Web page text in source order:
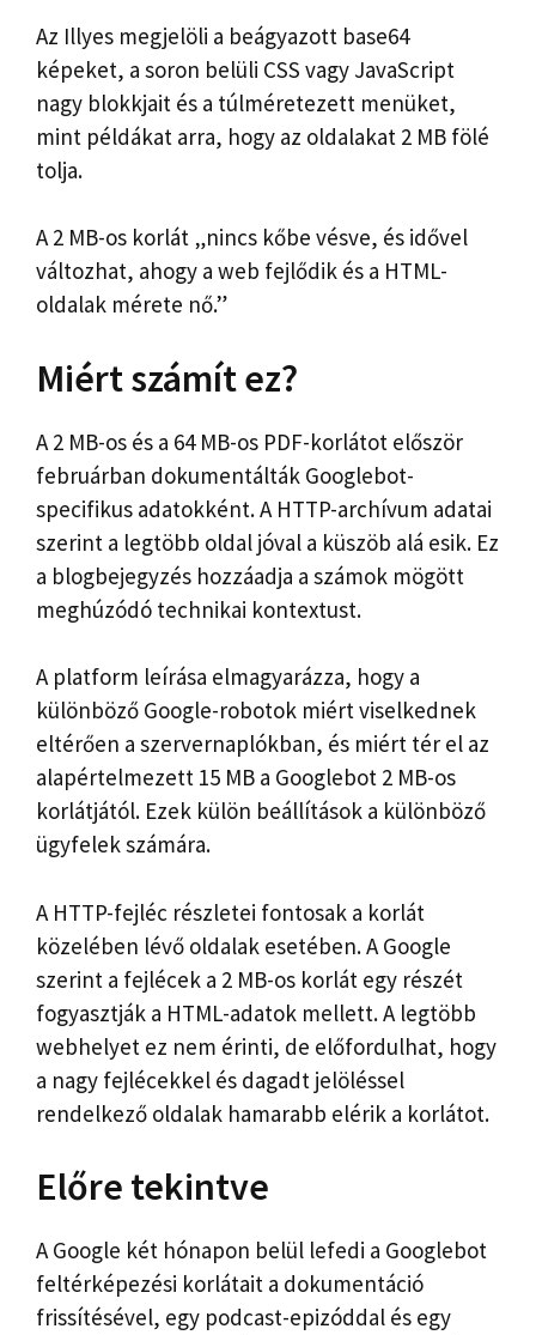
Az Illyes megjelöli a beágyazott base64
képeket, a soron belüli CSS vagy JavaScript
nagy blokkjait és a túlméretezett menüket,
mint példákat arra, hogy az oldalakat 2 MB fölé
tolja.
A 2 MB-os korlát „nincs kőbe vésve, és idővel
változhat, ahogy a web fejlődik és a HTML-
oldalak mérete nő.”
Miért számít ez?
A 2 MB-os és a 64 MB-os PDF-korlátot először
februárban dokumentálták Googlebot-
specifikus adatokként. A HTTP-archívum adatai
szerint a legtöbb oldal jóval a küszöb alá esik. Ez
a blogbejegyzés hozzáadja a számok mögött
meghúzódó technikai kontextust.
A platform leírása elmagyarázza, hogy a
különböző Google-robotok miért viselkednek
eltérően a szervernaplókban, és miért tér el az
alapértelmezett 15 MB a Googlebot 2 MB-os
korlátjától. Ezek külön beállítások a különböző
ügyfelek számára.
A HTTP-fejléc részletei fontosak a korlát
közelében lévő oldalak esetében. A Google
szerint a fejlécek a 2 MB-os korlát egy részét
fogyasztják a HTML-adatok mellett. A legtöbb
webhelyet ez nem érinti, de előfordulhat, hogy
a nagy fejlécekkel és dagadt jelöléssel
rendelkező oldalak hamarabb elérik a korlátot.
Előre tekintve
A Google két hónapon belül lefedi a Googlebot
feltérképezési korlátait a dokumentáció
frissítésével, egy podcast-epizóddal és egy